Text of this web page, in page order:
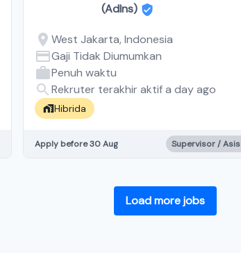
(AdIns)
West Jakarta, Indonesia
Gaji Tidak Diumumkan
Penuh waktu
Rekruter terakhir aktif a day ago
Hibrida
Apply before 30 Aug Supervisor /
Load more jobs